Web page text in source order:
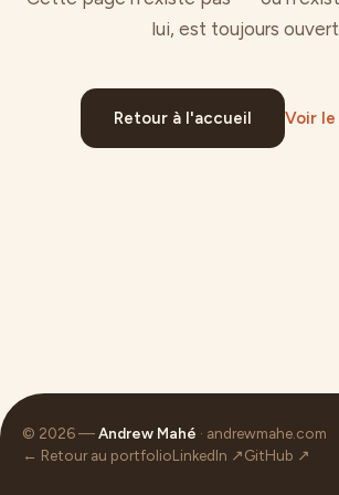
lui, est toujours
Retour à l'accueil Voir
© 2026 —Andrew Mahé · andrewmahe.com
← Retour au portfolioLinkedIn ↗GitHub ↗